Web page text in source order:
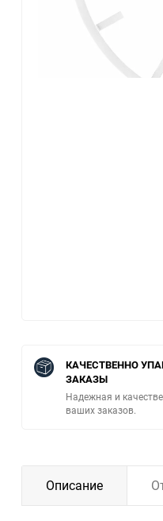
КАЧЕСТВЕННО
ЗАКАЗЫ
Надежная и
ваших заказов.
Описание